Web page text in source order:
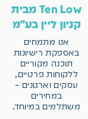
Ten Low מבית
קניון ליין בע"מ
אנו מתמחים
באספקת רישיונות
תוכנה מקוריים
ללקוחות פרטיים,
עסקים וארגונים –
במחירים
משתלמים במיוחד.